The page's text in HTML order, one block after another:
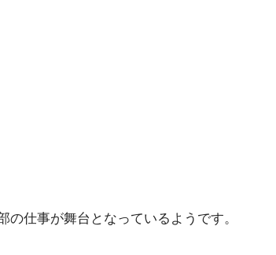
仕事が舞台となっているようです。